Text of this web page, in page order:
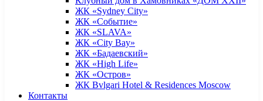
ЖК «Sydney City»
ЖК «Событие»
ЖК «SLAVA»
ЖК «City Bay»
ЖК «Бадаевский»
ЖК «High Life»
ЖК «Остров»
ЖК Bvlgari Hotel & Residences Moscow
Контакты